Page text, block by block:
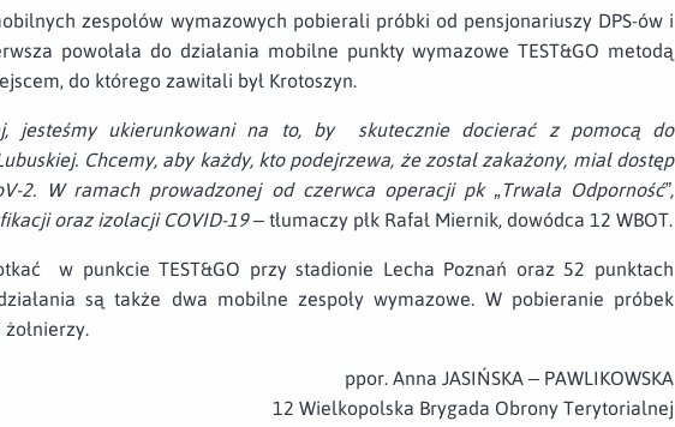
zespołów wymazowych pobierali próbki od pensjonariuszy DPS-ów i
powołała do działania mobilne punkty wymazowe TEST&GO metodą
do którego zawitali był Krotoszyn.
jesteśmy ukierunkowani na to, by skutecznie docierać z pomocą do
Chcemy, aby każdy, kto podejrzewa, że został zakażony, miał dostęp
2. W ramach prowadzonej od czerwca operacji pk „Trwała Odporność”,
oraz izolacji COVID-19 – tłumaczy płk Rafał Miernik, dowódca 12 WBOT.
w punkcie TEST&GO przy stadionie Lecha Poznań oraz 52 punktach
są także dwa mobilne zespoły wymazowe. W pobieranie próbek
ppor. Anna JASIŃSKA – PAWLIKOWSKA
12 Wielkopolska Brygada Obrony Terytorialnej